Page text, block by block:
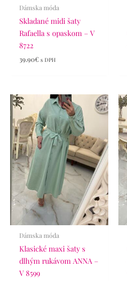
Dámska móda
Skladané midi šaty
Rafaella s opaskom – V
8722
39.90€ s DPH
Dámska móda
Klasické maxi šaty s
dlhým rukávom ANNA –
V 8599